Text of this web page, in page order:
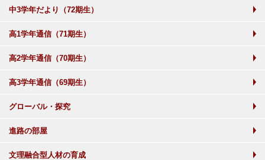
中3学年だより（72期生）
高1学年通信（71期生）
高2学年通信（70期生）
高3学年通信（69期生）
グローバル・探究
進路の部屋
文理融合型人材の育成